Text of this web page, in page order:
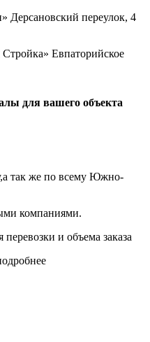
Дерсановский переулок, 4
Евпаторийское
для вашего объекта
а так же по всему Южно-
компаниями.
и объема заказа